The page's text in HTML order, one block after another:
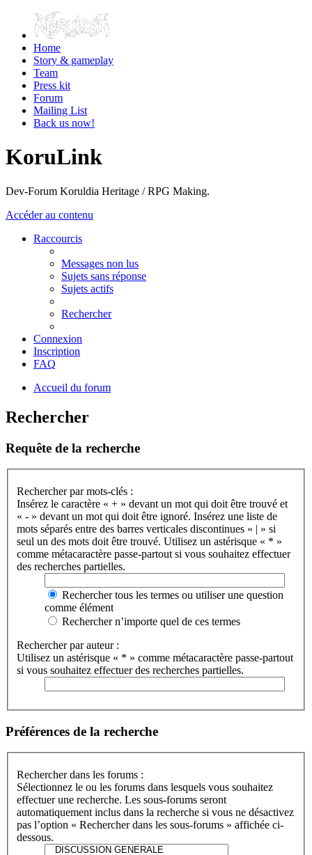
Home
Story & gameplay
Team
Press kit
Forum
Mailing List
Back us now!
KoruLink
Dev-Forum Koruldia Heritage / RPG Making.
Accéder au contenu
Raccourcis
Messages non lus
Sujets sans réponse
Sujets actifs
Rechercher
Connexion
Inscription
FAQ
Accueil du forum
Rechercher
Requête de la recherche
Rechercher par mots-clés :
Insérez le caractère « + » devant un mot qui doit être trouvé et
« - » devant un mot qui doit être ignoré. Insérez une liste de
mots séparés entre des barres verticales discontinues « | » si
seul un des mots doit être trouvé. Utilisez un astérisque « * »
comme métacaractère passe-partout si vous souhaitez effectuer
des recherches partielles.
Rechercher tous les termes ou utiliser une question
comme élément
Rechercher n’importe quel de ces termes
Rechercher par auteur :
Utilisez un astérisque « * » comme métacaractère passe-partout
si vous souhaitez effectuer des recherches partielles.
Préférences de la recherche
Rechercher dans les forums :
Sélectionnez le ou les forums dans lesquels vous souhaitez
effectuer une recherche. Les sous-forums seront
automatiquement inclus dans la recherche si vous ne désactivez
pas l’option « Rechercher dans les sous-forums » affichée ci-
dessous.